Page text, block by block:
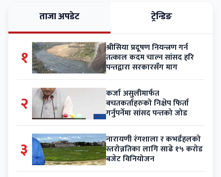
ताजा अपडेट ट्रेन्डिङ
१ श्रीसिया प्रदूषण नियन्त्रण गर्न
तत्काल कदम चाल्न सांसद हरि
पन्तद्वारा सरकारसँग माग
२ कर्जा असुलीमार्फत
बचतकर्ताहरुको निक्षेप फिर्ता
गर्नुपर्नेमा सांसद पन्तको जोड
३ नारायणी रंगशाला र कभर्डहलको
स्तरोन्नतिका लागि साढे १५ करोड
बजेट विनियोजन